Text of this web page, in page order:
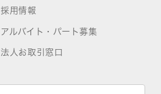
採用情報
アルバイト・パート募集
法人お取引窓口